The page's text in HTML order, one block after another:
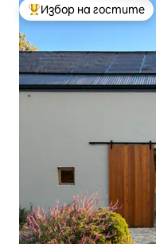
Най-популярен избор
Избор на гостите